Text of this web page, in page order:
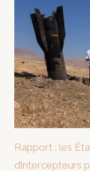
Rapport : les
d’intercepteurs